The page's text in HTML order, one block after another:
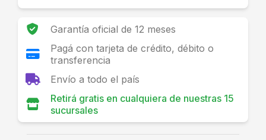
Garantía oficial de 12 meses
Pagá con tarjeta de crédito, débito o
transferencia
Envío a todo el país
Retirá gratis en cualquiera de nuestras 15
sucursales